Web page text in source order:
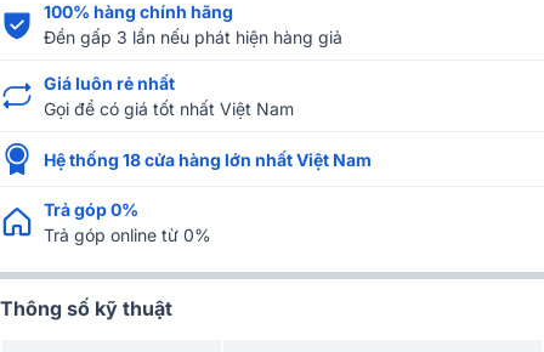
100% hàng chính hãng
Đền gấp 3 lần nếu phát hiện hàng giả
Giá luôn rẻ nhất
Gọi để có giá tốt nhất Việt Nam
Hệ thống 18 cửa hàng lớn nhất Việt Nam
Trả góp 0%
Trả góp online từ 0%
Thông số kỹ thuật